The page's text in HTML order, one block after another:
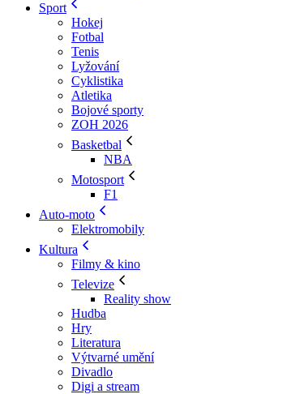
Sport
Hokej
Fotbal
Tenis
Lyžování
Cyklistika
Atletika
Bojové sporty
ZOH 2026
Basketbal
NBA
Motosport
F1
Auto-moto
Elektromobily
Kultura
Filmy & kino
Televize
Reality show
Hudba
Hry
Literatura
Výtvarné umění
Divadlo
Digi a stream